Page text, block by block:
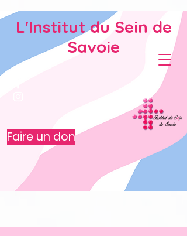
L'Institut du Sein de
Savoie
Faire un don